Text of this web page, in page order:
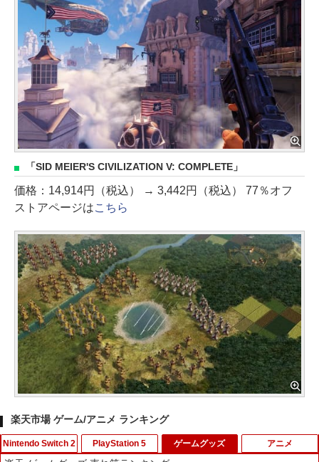
「SID MEIER'S CIVILIZATION V: COMPLETE」
価格：14,914円（税込） → 3,442円（税込） 77％オフ
ストアページはこちら
楽天市場 ゲーム/アニメ ランキング
Nintendo Switch 2 PlayStation 5 ゲームグッズ アニメ